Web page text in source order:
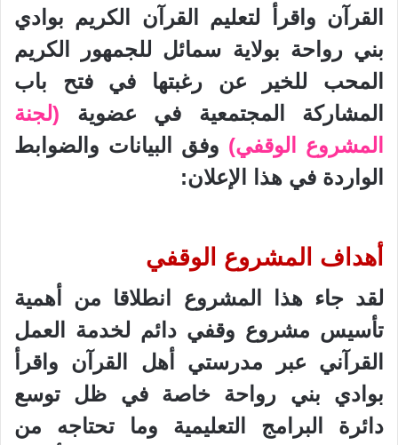
القرآن واقرأ لتعليم القرآن الكريم بوادي
بني رواحة بولاية سمائل للجمهور الكريم
المحب للخير عن رغبتها في فتح باب
المشاركة المجتمعية في عضوية
(لجنة
المشروع الوقفي) وفق البيانات والضوابط
الواردة في هذا الإعلان:
أهداف المشروع الوقفي
لقد جاء هذا المشروع انطلاقا من أهمية
تأسيس مشروع وقفي دائم لخدمة العمل
القرآني عبر مدرستي أهل القرآن واقرأ
بوادي بني رواحة خاصة في ظل توسع
دائرة البرامج التعليمية وما تحتاجه من